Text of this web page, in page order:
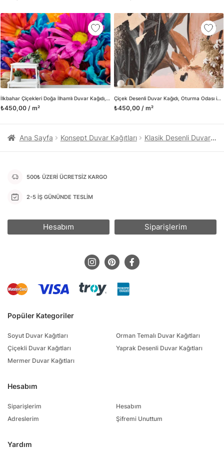
İlkbahar Çiçekleri Doğa İlhamlı Duvar Kağıdı, Renkli Çiçek Desenli Modern Ev Dekoru için Duvar Posteri
₺450,00 / m²
Çiçek Desenli Duvar Kağıdı, Oturma Odası için Zarif ve Yumuşak Tonlar, Duvar Posteri
₺450,00 / m²
üretimini ve satışını yapmaktadır. Duvar tasarımının önemini
biliyor ve evin en kritik dekorasyon alanı olduğunu kabul
ediyoruz. Bu nedenle ürün yelpazemizi sürekli genişletiyor ve
trendlere ayak uydurmanın yanı sıra yeni trendlerin oluşumunda
da öncü rol üstleniyoruz.
Herhangi bir soru ya da sorununuz olursa bizimle iletişime
geçebilirsiniz.
Ana Sayfa Konsept Duvar Kağıtları Klasik Desenli Duvar Kağıtları
Popüler Kategoriler
Soyut Duvar Kağıtları
Çiçekli Duvar Kağıtları
Mermer Duvar Kağıtları
Orman Temalı Duvar Kağıtları
Yaprak Desenli Duvar Kağıtları
Hesabım
Siparişlerim
Adreslerim
Hesabım
Şifremi Unuttum
Yardım
500₺ ÜZERİ ÜCRETSİZ KARGO
2-5 İŞ GÜNÜNDE TESLİM
Hesabım Siparişlerim